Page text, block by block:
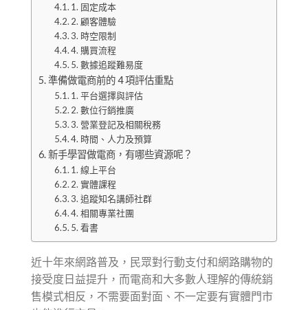
1. 固定成本
2. 顧客體驗
3. 時空限制
4. 購買流程
5. 數據追蹤難易度
準備做電商前的 4 項評估重點
1. 平台選擇與評估
2. 數位行銷推廣
3. 營業登記及相關稅務
4. 時間、人力及預算
新手學習做電商，有哪些資源呢？
1. 線上平台
2. 實體課程
3. 追蹤知名講師社群
4. 相關專業社團
5. 看書
近十年來網路普及，民眾對行動支付和網路購物的
接受度日益提升，而電商和大多數人理解的傳統銷
售模式相反，不需要面對面、不一定要有實體門市